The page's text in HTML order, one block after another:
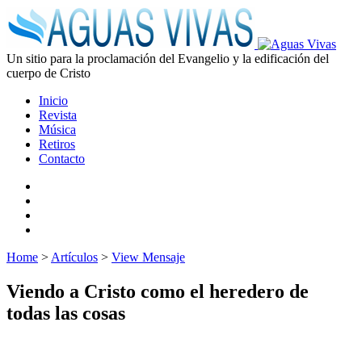
Un sitio para la proclamación del Evangelio y la edificación del
cuerpo de Cristo
Inicio
Revista
Música
Retiros
Contacto
Home > Artículos > View Mensaje
Viendo a Cristo como el heredero de
todas las cosas